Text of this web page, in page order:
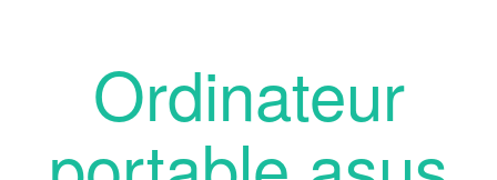
Ordinateur